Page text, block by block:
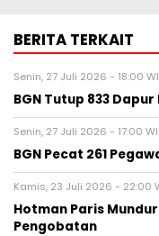
BERITA TERKAIT
Senin, 27 Juli 2026 - 18:00
BGN Tutup 833
Senin, 27 Juli 2026 - 17:00
BGN Pecat 261
Kamis, 23 Juli 2026 - 22:00
Hotman Paris
Pengobatan